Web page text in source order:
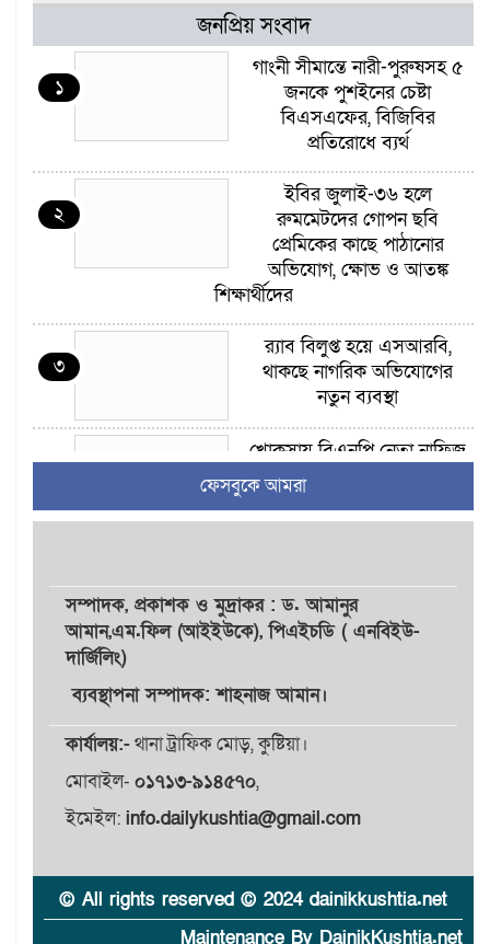
জনপ্রিয় সংবাদ
১
গাংনী সীমান্তে নারী-পুরুষসহ ৫
জনকে পুশইনের চেষ্টা
বিএসএফের, বিজিবির
প্রতিরোধে ব্যর্থ
২
ইবির জুলাই-৩৬ হলে
রুমমেটদের গোপন ছবি
প্রেমিকের কাছে পাঠানোর
অভিযোগ, ক্ষোভ ও আতঙ্ক
শিক্ষার্থীদের
৩
র‍্যাব বিলুপ্ত হয়ে এসআরবি,
থাকছে নাগরিক অভিযোগের
নতুন ব্যবস্থা
৪
খোকসায় বিএনপি নেতা নাফিজ
আহমেদ রাজুর ওপর সশস্ত্র
হামলা, গুরুতর আহত
নিক্ষেপকারীরা ‘জারজ সন্তান’:
আমির হামজা
শিক্ষককে ঘিরে দেশব্যাপী গোপন
তৎপরতার অভিযোগ/ তদন্তে
গঠিত হলো উচ্চপর্যায়ের কমিটি
মাত্র ৯১ টন ভারতীয় মরিচেই
ভেঙে পড়ল বাজার/৪০০ টাকা
কেজি দাম কে ধরে রেখেছিল?
৮
জুলাই আন্দোলন ছিল সম্মিলিত,
লক্ষ্য হওয়া উচিত ঐক্য ও
রাষ্ট্রগঠন
ফেসবুকে আমরা
সম্পাদক, প্রকাশকওমুদ্রাকর: ড. আমানুর
আমান,এম.ফিল (আইইউকে), পিএইচডি ( এনবিইউ-
দার্জিলিং)
ব্যবস্থাপনা সম্পাদক: শাহনাজ আমান।
কার্যালয়:-থানা ট্রাফিক মোড়, কুষ্টিয়া।
মোবাইল- ০১৭১৩-৯১৪৫৭০,
ইমেইল: info.dailykushtia@gmail.com
© All rights reserved © 2024 dainikkushtia.net
Maintenance By DainikKushtia.net